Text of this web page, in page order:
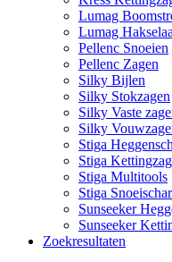
Lumag
Lumag
Pellenc Snoeien
Pellenc Zagen
Silky Bijlen
Silky Stokzagen
Silky Vaste
Silky
Stiga
Stiga
Stiga Multitools
Stiga
Sunseeker
Sunseeker
Zoekresultaten